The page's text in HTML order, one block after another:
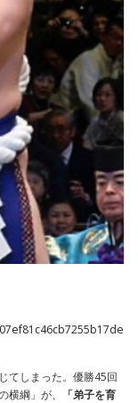
てしまった。優勝45回
綱」が、
「弟子を育